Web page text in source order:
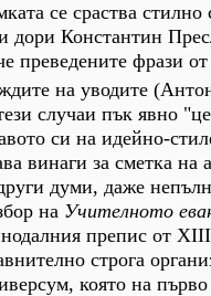
се сраства стилно
дори Константин
преведените фрази
на уводите
случаи пък явно
си на идейно-
винаги за сметка на
думи, даже
на Учителното
препис от
строга
която на